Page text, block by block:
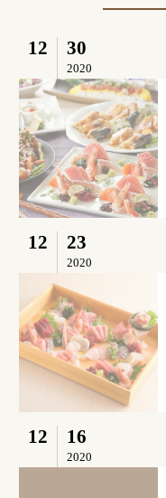
12 30
2020
12 23
2020
12 16
2020